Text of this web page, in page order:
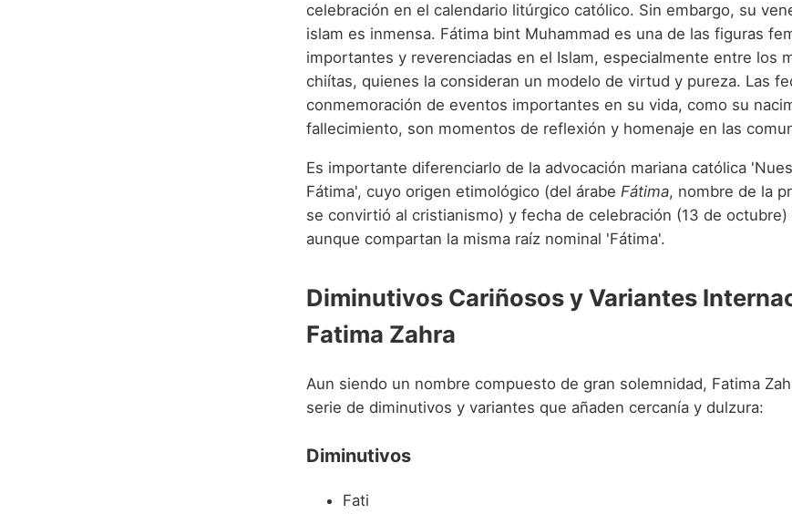
celebración en el calendario litúrgico católico. Sin embargo, su
islam es inmensa. Fátima bint Muhammad es una de las figuras
importantes y reverenciadas en el Islam, especialmente entre los
chiítas, quienes la consideran un modelo de virtud y pureza. Las
conmemoración de eventos importantes en su vida, como su
fallecimiento, son momentos de reflexión y homenaje en las
Es importante diferenciarlo de la advocación mariana católica
Fátima', cuyo origen etimológico (del árabe Fátima, nombre de la
se convirtió al cristianismo) y fecha de celebración (13 de
aunque compartan la misma raíz nominal 'Fátima'.
Diminutivos Cariñosos y Variantes
Fatima Zahra
Aun siendo un nombre compuesto de gran solemnidad, Fatima
serie de diminutivos y variantes que añaden cercanía y dulzura:
Diminutivos
Fati